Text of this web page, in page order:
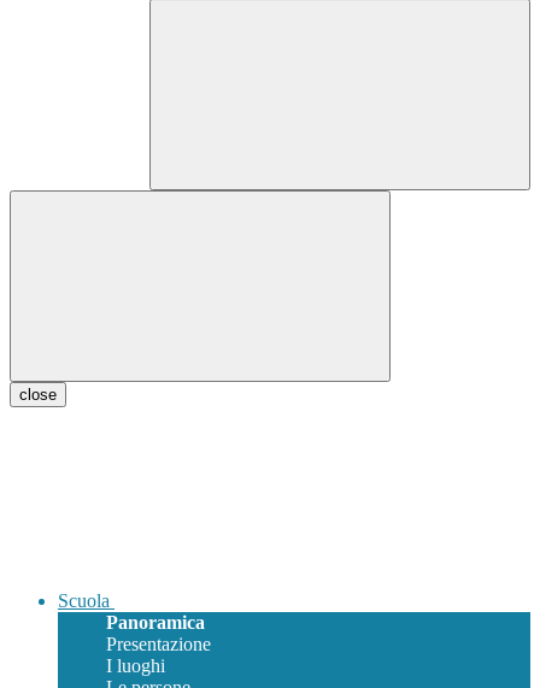
close
Scuola
Panoramica
Presentazione
I luoghi